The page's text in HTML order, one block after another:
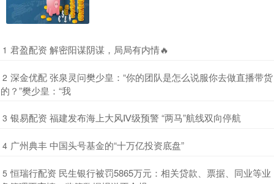
1 ​君盈配资 解密阳谋阴谋，局局有内情🔥
2 ​深金优配 张泉灵问樊少皇：“你的团队是怎么说服你去做直播带货
的？”樊少皇：“我
3 ​银易配资 福建发布海上大风Ⅳ级预警 “两马”航线双向停航
4 ​广州典丰 中国头号基金的“十万亿投资底盘”
5 ​恒瑞行配资 民生银行被罚5865万元：相关贷款、票据、同业等业